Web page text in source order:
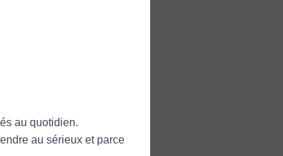
au quotidien.
au sérieux et parce